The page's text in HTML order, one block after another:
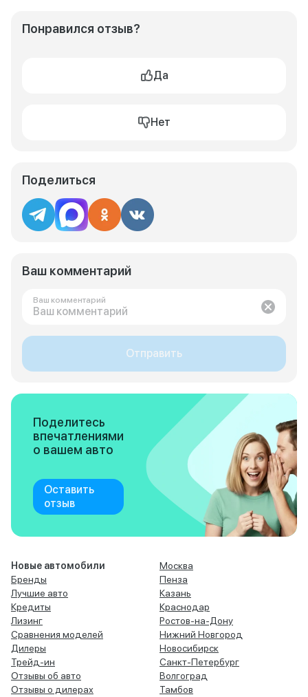
Понравился отзыв?
Да
Нет
Поделиться
Ваш комментарий
Ваш комментарий
Отправить
Поделитесь
впечатлениями
о вашем авто
Оставить
отзыв
Новые автомобили
Бренды
Лучшие авто
Кредиты
Лизинг
Сравнения моделей
Дилеры
Трейд-ин
Отзывы об авто
Отзывы о дилерах
Москва
Пенза
Казань
Краснодар
Ростов-на-Дону
Нижний Новгород
Новосибирск
Санкт-Петербург
Волгоград
Тамбов